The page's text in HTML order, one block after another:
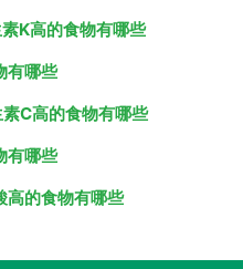
K高的食物有哪些
有哪些
C高的食物有哪些
有哪些
高的食物有哪些